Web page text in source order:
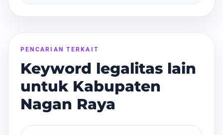
PENCARIAN TERKAIT
Keyword legalitas lain
untuk Kabupaten
Nagan Raya